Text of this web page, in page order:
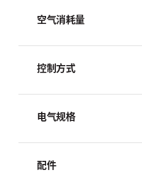
空气消耗量
控制方式
电气规格
配件